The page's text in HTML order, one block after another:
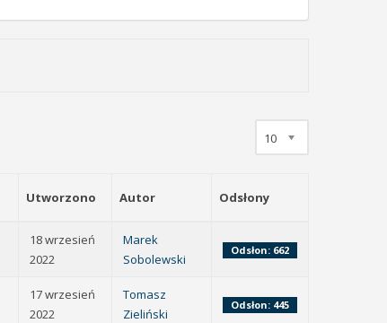
10
Utworzono Autor Odsłony
18 wrzesień
2022
Marek
Sobolewski
Odsłon: 662
17 wrzesień
2022
Tomasz
Zieliński
Odsłon: 445